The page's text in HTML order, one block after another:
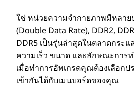
ใช่ หน่วยความจํากายภาพมีหลาย
(Double Data Rate), DDR2,
DDR5 เป็นรุ่นล่าสุดในตลาดกระ
ความเร็ว ขนาด และลักษณะการ
เมื่อทําการอัพเกรดคุณต้องเลือกป
เข้ากันได้กับเมนบอร์ดของคุณ